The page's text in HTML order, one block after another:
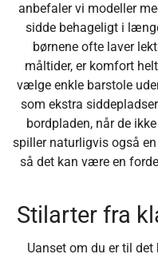
anbefaler vi modeller
sidde behageligt i
børnene ofte laver
måltider, er komfort
vælge enkle barstole
som ekstra
bordpladen, når de
spiller naturligvis også
så det kan være en
Stilarter fra
Uanset om du er til